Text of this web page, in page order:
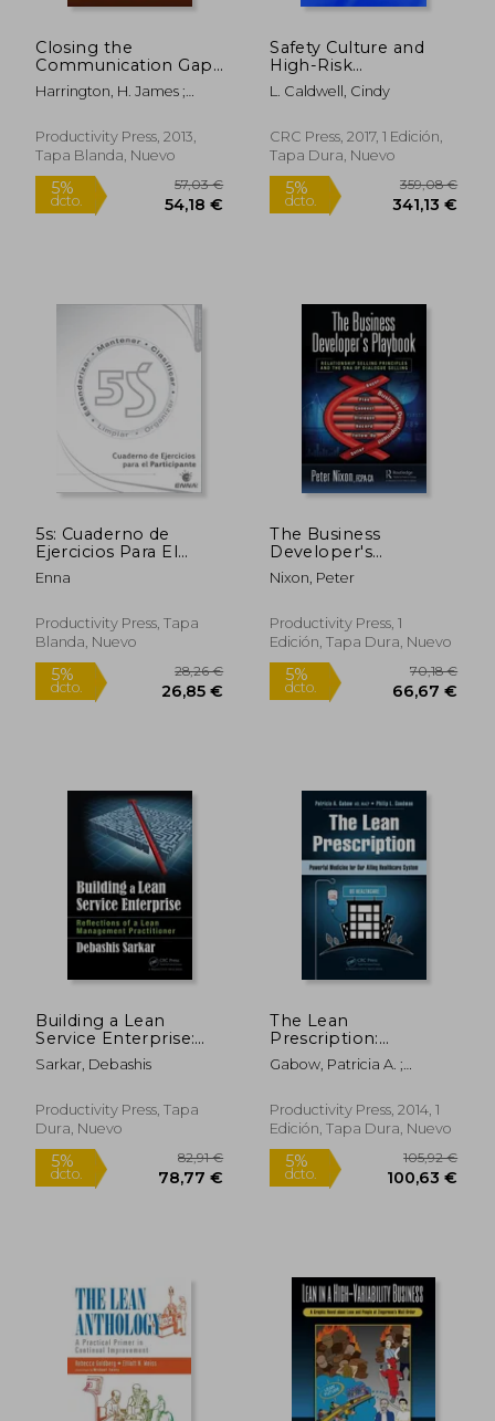
5% 5%
5%
dcto.
5%
dcto.
Closing the
Communication Gap:
An Effective Method
for Achieving Desired
Harrington, H. James ;
Productivity Press, 2013,
Tapa Blanda, Nuevo
dcto. 54,18 €
Safety Culture and
High-Risk
Environments: A
Leadership
Inglés)
L. Caldwell, Cindy
CRC Press, 2017, 1 Edición,
Tapa Dura, Nuevo
dcto.
5s: Cuaderno de
Ejercicios Para El
Participante (en
Inglés)
Enna
Productivity Press, Tapa
Blanda, Nuevo
The Business
Developer's
Playbook:
Relationship Selling
DNA of Dialogue
Selling (en Inglés)
Nixon, Peter
Productivity Press, 1
Edición, Tapa Dura, Nuevo
Building a Lean
Service Enterprise:
Reflections of a Lean
Management
Inglés)
Sarkar, Debashis
Productivity Press, Tapa
Dura, Nuevo
The Lean
Prescription:
Powerful Medicine
for Our Ailing
(en Inglés)
Gabow, Patricia A. ;
Productivity Press, 2014, 1
Edición, Tapa Dura, Nuevo